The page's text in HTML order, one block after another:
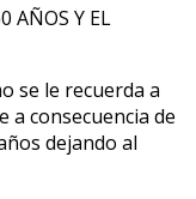
60
AÑOS
se le recuerda a
a consecuencia de
dejando al